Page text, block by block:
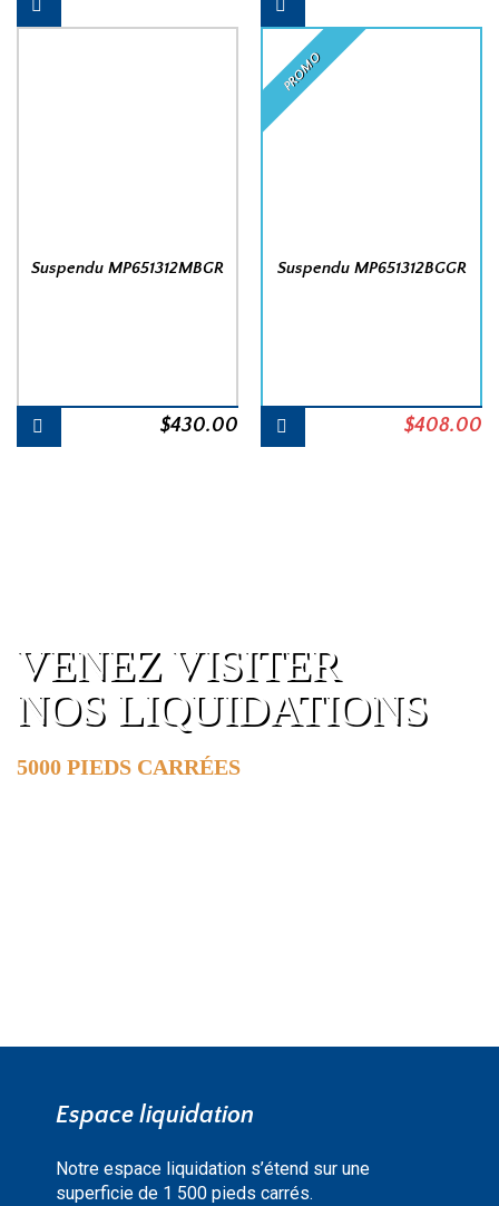
Suspendu MP651312MBGR
$430.00
PROMO
Suspendu MP651312BGGR
Le
$408.00
VENEZ VISITER
NOS LIQUIDATIONS
5000 PIEDS CARRÉES
Espace liquidation
Notre espace liquidation s’étend sur une
superficie de 1 500 pieds carrés.